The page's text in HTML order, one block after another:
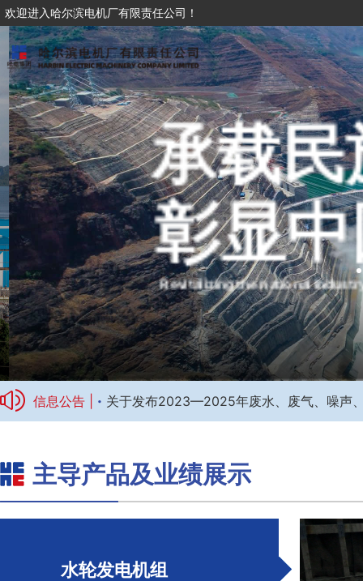
欢迎进入哈尔滨电机厂有限责任公司！
承载民
彰显中
Revitalizing the national industry
信息公告 | · 关于发布2023—2025年废水、废气、噪声
主导产品及业绩展示
水轮发电机组